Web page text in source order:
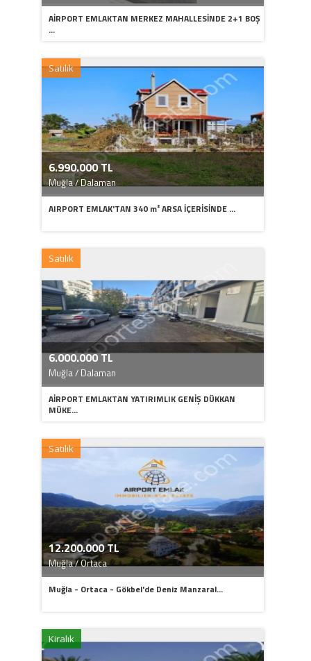
AİRPORT EMLAKTAN MERKEZ MAHALLESİNDE 2+1 BOŞ
...
Satılık
6.990.000 TL
Muğla / Dalaman
AIRPORT EMLAK'TAN 340 m² ARSA İÇERİSİNDE ...
Satılık
6.000.000 TL
Muğla / Dalaman
AİRPORT EMLAKTAN YATIRIMLIK GENİŞ DÜKKAN
MÜKE...
Satılık
12.200.000 TL
Muğla / Ortaca
Muğla - Ortaca - Gökbel'de Deniz Manzaral...
Kiralık